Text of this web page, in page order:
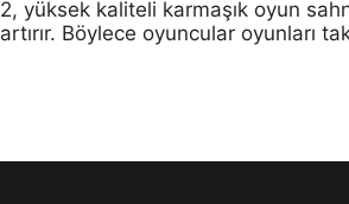
2, yüksek kaliteli karmaşık oyun
artırır. Böylece oyuncular oyunları